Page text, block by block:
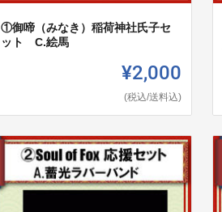
①御啼（みなき）稲荷神社氏子セ
ット C.絵馬
¥2,000
(税込/送料込)